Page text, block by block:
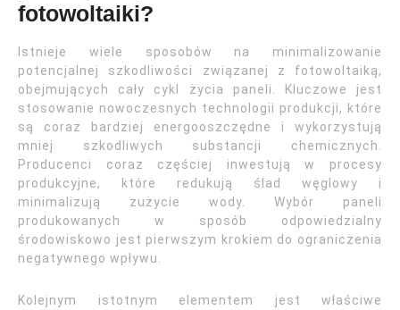
fotowoltaiki?
Istnieje wiele sposobów na minimalizowanie
potencjalnej szkodliwości związanej z fotowoltaiką,
obejmujących cały cykl życia paneli. Kluczowe jest
stosowanie nowoczesnych technologii produkcji, które
są coraz bardziej energooszczędne i wykorzystują
mniej szkodliwych substancji chemicznych.
Producenci coraz częściej inwestują w procesy
produkcyjne, które redukują ślad węglowy i
minimalizują zużycie wody. Wybór paneli
produkowanych w sposób odpowiedzialny
środowiskowo jest pierwszym krokiem do ograniczenia
negatywnego wpływu.
Kolejnym istotnym elementem jest właściwe